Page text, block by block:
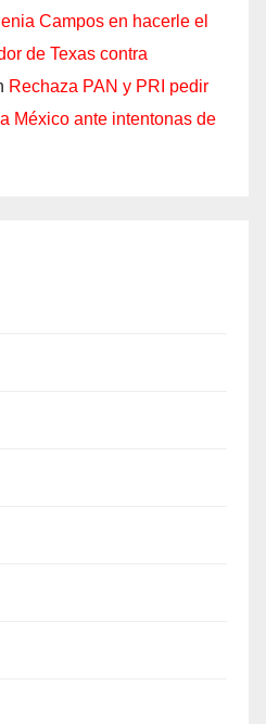
Campos en hacerle el
de Texas contra
Rechaza PAN y PRI pedir
México ante intentonas de